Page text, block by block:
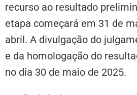
recurso ao resultado
etapa começará em 31 de
abril. A divulgação do
e da homologação do
no dia 30 de maio de 2025.